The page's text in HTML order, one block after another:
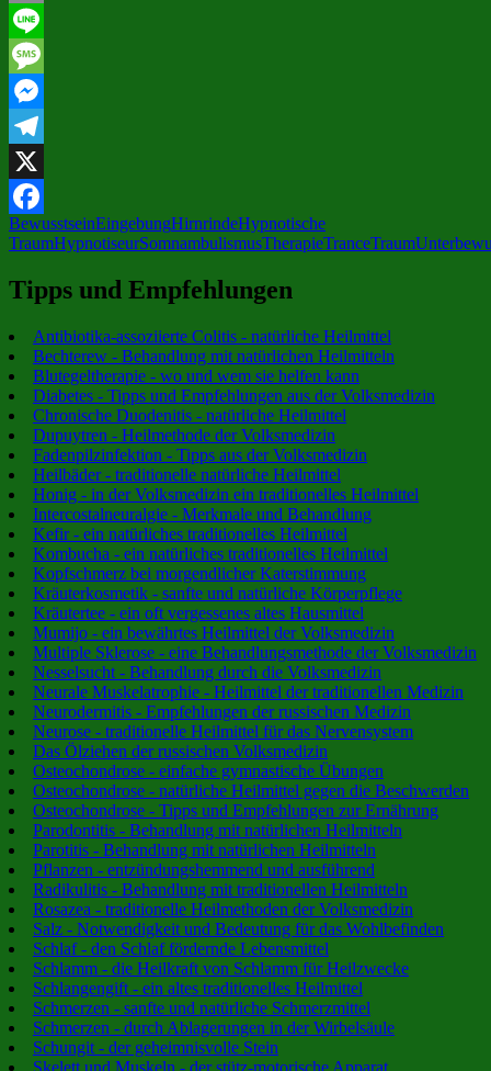
Email
Line
Message
Messenger
Telegram
X
Facebook
BewusstseinEingebungHirnrindeHypnotische
TraumHypnotiseurSomnambulismusTherapieTranceTraum
Tipps und Empfehlungen
Antibiotika-assoziierte Colitis - natürliche Heilmittel
Bechterew - Behandlung mit natürlichen Heilmitteln
Blutegeltherapie - wo und wem sie helfen kann
Diabetes - Tipps und Empfehlungen aus der Volksmedizin
Chronische Duodenitis - natürliche Heilmittel
Dupuytren - Heilmethode der Volksmedizin
Fadenpilzinfektion - Tipps aus der Volksmedizin
Heilbäder - traditionelle natürliche Heilmittel
Honig - in der Volksmedizin ein traditionelles Heilmittel
Intercostalneuralgie - Merkmale und Behandlung
Kefir - ein natürliches traditionelles Heilmittel
Kombucha - ein natürliches traditionelles Heilmittel
Kopfschmerz bei morgendlicher Katerstimmung
Kräuterkosmetik - sanfte und natürliche Körperpflege
Kräutertee - ein oft vergessenes altes Hausmittel
Mumijo - ein bewährtes Heilmittel der Volksmedizin
Multiple Sklerose - eine Behandlungsmethode der Volksmedizin
Nesselsucht - Behandlung durch die Volksmedizin
Neurale Muskelatrophie - Heilmittel der traditionellen Medizin
Neurodermitis - Empfehlungen der russischen Medizin
Neurose - traditionelle Heilmittel für das Nervensystem
Das Ölziehen der russischen Volksmedizin
Osteochondrose - einfache gymnastische Übungen
Osteochondrose - natürliche Heilmittel gegen die Beschwerden
Osteochondrose - Tipps und Empfehlungen zur Ernährung
Parodontitis - Behandlung mit natürlichen Heilmitteln
Parotitis - Behandlung mit natürlichen Heilmitteln
Pflanzen - entzündungshemmend und ausführend
Radikulitis - Behandlung mit traditionellen Heilmitteln
Rosazea - traditionelle Heilmethoden der Volksmedizin
Salz - Notwendigkeit und Bedeutung für das Wohlbefinden
Schlaf - den Schlaf fördernde Lebensmittel
Schlamm - die Heilkraft von Schlamm für Heilzwecke
Schlangengift - ein altes traditionelles Heilmittel
Schmerzen - sanfte und natürliche Schmerzmittel
Schmerzen - durch Ablagerungen in der Wirbelsäule
Schungit - der geheimnisvolle Stein
Skelett und Muskeln - der stütz-motorische Apparat